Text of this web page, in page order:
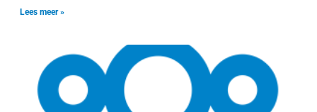
Lees meer »